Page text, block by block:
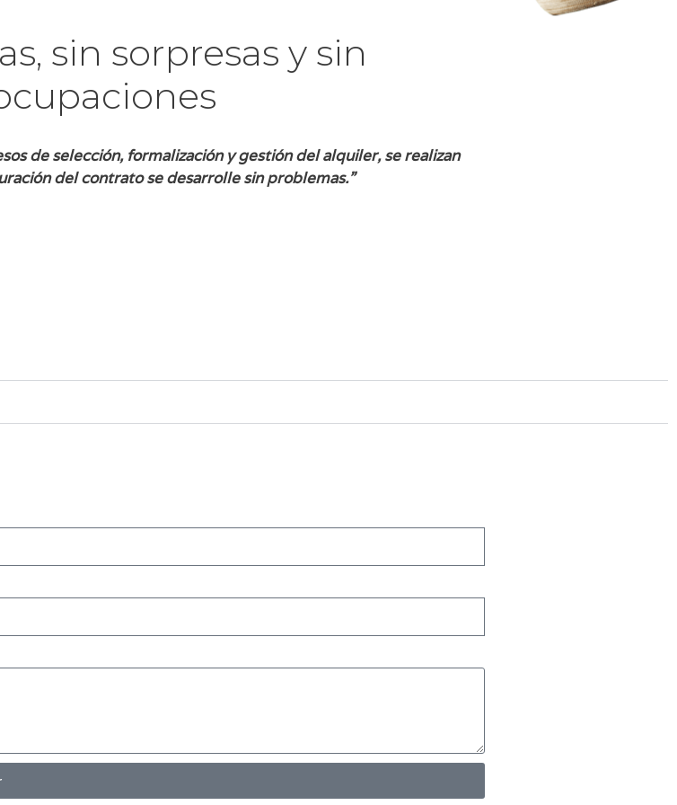
sin sorpresas y sin
de selección, formalización y gestión del alquiler, se realizan
del contrato se desarrolle sin problemas.”